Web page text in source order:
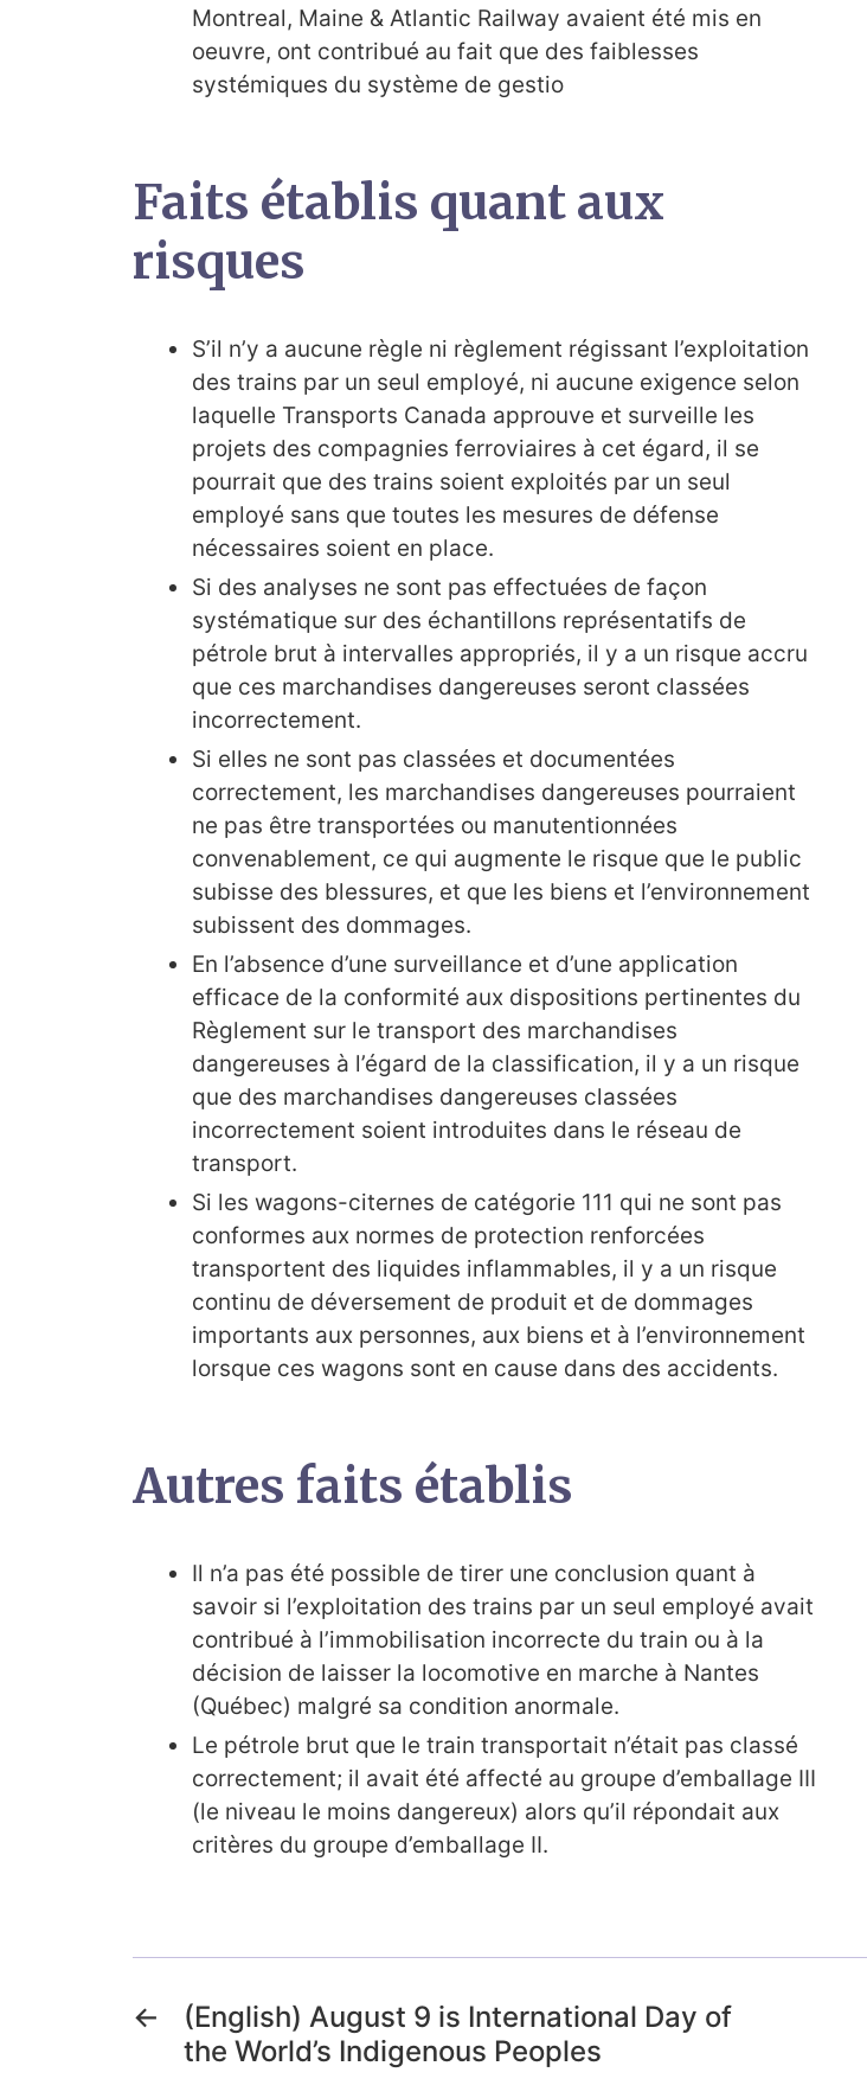
Montreal, Maine & Atlantic Railway avaient été mis en
oeuvre, ont contribué au fait que des faiblesses
systémiques du système de gestio
Faits établis quant aux
risques
S’il n’y a aucune règle ni règlement régissant l’exploitation
des trains par un seul employé, ni aucune exigence selon
laquelle Transports Canada approuve et surveille les
projets des compagnies ferroviaires à cet égard, il se
pourrait que des trains soient exploités par un seul
employé sans que toutes les mesures de défense
nécessaires soient en place.
Si des analyses ne sont pas effectuées de façon
systématique sur des échantillons représentatifs de
pétrole brut à intervalles appropriés, il y a un risque accru
que ces marchandises dangereuses seront classées
incorrectement.
Si elles ne sont pas classées et documentées
correctement, les marchandises dangereuses pourraient
ne pas être transportées ou manutentionnées
convenablement, ce qui augmente le risque que le public
subisse des blessures, et que les biens et l’environnement
subissent des dommages.
En l’absence d’une surveillance et d’une application
efficace de la conformité aux dispositions pertinentes du
Règlement sur le transport des marchandises
dangereuses à l’égard de la classification, il y a un risque
que des marchandises dangereuses classées
incorrectement soient introduites dans le réseau de
transport.
Si les wagons-citernes de catégorie 111 qui ne sont pas
conformes aux normes de protection renforcées
transportent des liquides inflammables, il y a un risque
continu de déversement de produit et de dommages
importants aux personnes, aux biens et à l’environnement
lorsque ces wagons sont en cause dans des accidents.
Autres faits établis
Il n’a pas été possible de tirer une conclusion quant à
savoir si l’exploitation des trains par un seul employé avait
contribué à l’immobilisation incorrecte du train ou à la
décision de laisser la locomotive en marche à Nantes
(Québec) malgré sa condition anormale.
Le pétrole brut que le train transportait n’était pas classé
correctement; il avait été affecté au groupe d’emballage III
(le niveau le moins dangereux) alors qu’il répondait aux
critères du groupe d’emballage II.
←
(English) August 9 is International Day of
the World’s Indigenous Peoples